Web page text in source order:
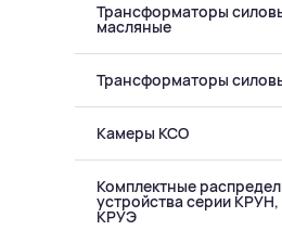
Трансформаторы
масляные
Трансформаторы
Камеры КСО
Комплектные
устройства серии КРУН,
КРУЭ